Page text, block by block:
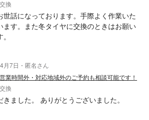
換
世話になっております。手際よく作業いた
ます。また冬タイヤに交換のときはお願い
月7日・匿名さん
業時間外・対応地域外のご予約も相談可能です！
換
ました。 ありがとうございました。